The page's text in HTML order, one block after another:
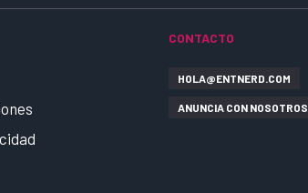
CONTACTO
HOLA@ENTNERD.COM
ANUNCIA CON NOSOTROS